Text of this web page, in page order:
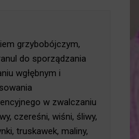
grzybobójczym,
do sporządzania
wgłębnym i
w zwalczaniu
czereśni, wiśni, śliwy,
truskawek, maliny,